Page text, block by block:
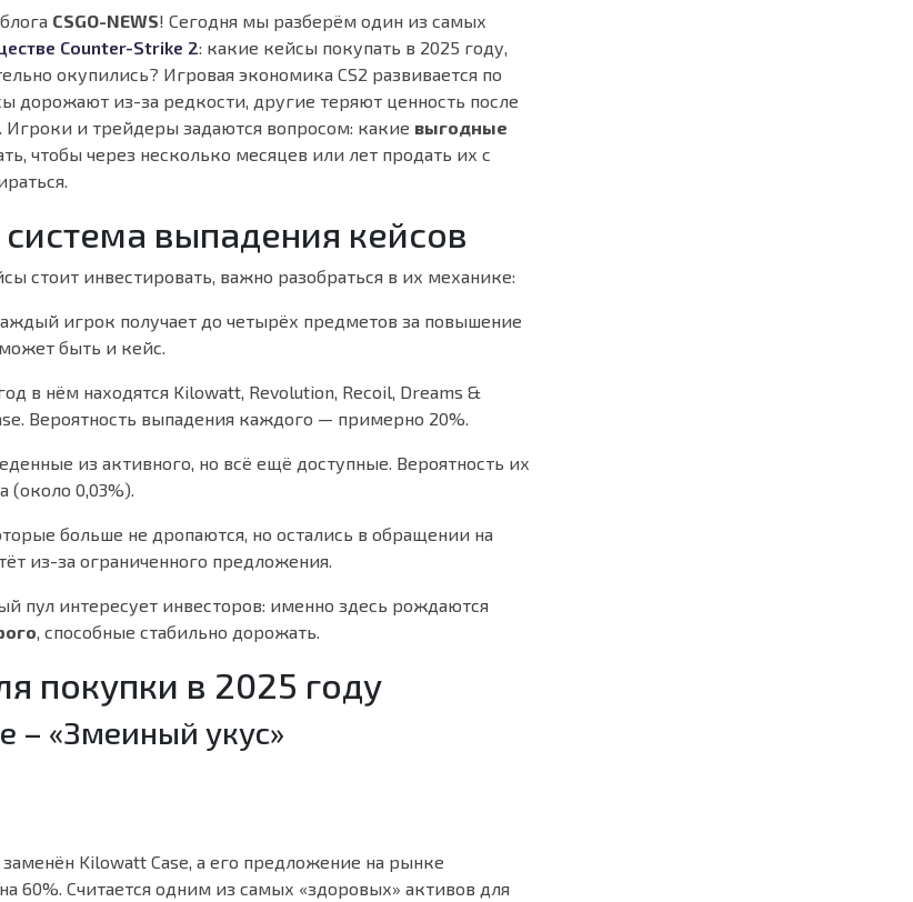
CSGO-NEWS! Сегодня мы разберём один из самых
Counter-Strike 2: какие кейсы покупать в 2025 году,
окупились? Игровая экономика CS2 развивается по
дорожают из-за редкости, другие теряют ценность после
и трейдеры задаются вопросом: какие выгодные
чтобы через несколько месяцев или лет продать их с
система выпадения кейсов
стоит инвестировать, важно разобраться в их механике:
игрок получает до четырёх предметов за повышение
быть и кейс.
в нём находятся Kilowatt, Revolution, Recoil, Dreams &
Вероятность выпадения каждого — примерно 20%.
из активного, но всё ещё доступные. Вероятность их
(около 0,03%).
больше не дропаются, но остались в обращении на
из-за ограниченного предложения.
пул интересует инвесторов: именно здесь рождаются
, способные стабильно дорожать.
покупки в 2025 году
– «Змеиный укус»
Kilowatt Case, а его предложение на рынке
60%. Считается одним из самых «здоровых» активов для